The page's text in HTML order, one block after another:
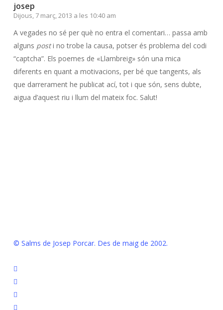
josep
Dijous, 7 març, 2013 a les 10:40 am
A vegades no sé per què no entra el comentari… passa amb
alguns posti no trobe la causa, potser és problema del codi
“captcha”. Els poemes de «Llambreig» són una mica
diferents en quant a motivacions, per bé que tangents, als
que darrerament he publicat ací, tot i que són, sens dubte,
aigua d’aquest riu i llum del mateix foc. Salut!
© Salms de Josep Porcar. Des de maig de 2002.
bluesky
instagram
flickr
mastodon